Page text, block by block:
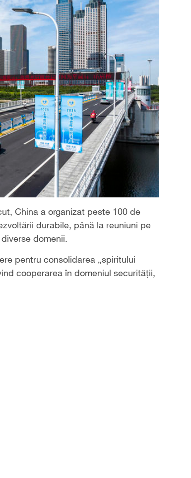
China a organizat peste 100 de
durabile, până la reuniuni pe
domenii.
pentru consolidarea „spiritului
cooperarea în domeniul securității,